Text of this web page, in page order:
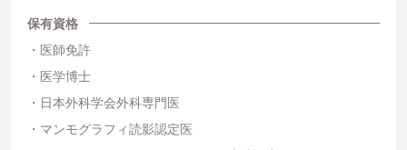
保有資格
医師免許
医学博士
日本外科学会外科専門医
マンモグラフィ読影認定医